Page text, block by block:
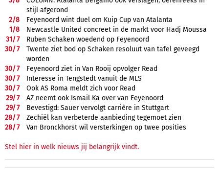
stijl afgerond
2/8
Feyenoord wint duel om Kuip Cup van Atalanta
1/8
Newcastle United concreet in de markt voor Hadj Moussa
31/7
Ruben Schaken woedend op Feyenoord
30/7
Twente ziet bod op Schaken resoluut van tafel geveegd
worden
30/7
Feyenoord ziet in Van Rooij opvolger Read
30/7
Interesse in Tengstedt vanuit de MLS
30/7
Ook AS Roma meldt zich voor Read
29/7
AZ neemt ook Ismail Ka over van Feyenoord
29/7
Bevestigd: Sauer vervolgt carrière in Stuttgart
28/7
Zechiël kan verbeterde aanbieding tegemoet zien
28/7 Van Bronckhorst wil versterkingen op twee posities
Stel hier in welk nieuws jij belangrijk vindt.